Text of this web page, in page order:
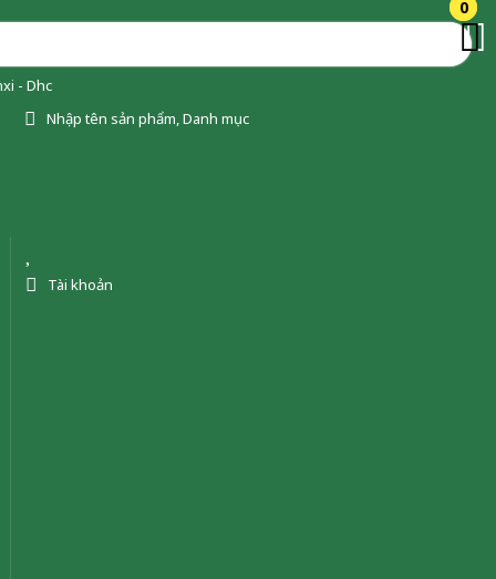
- Dhc
Nhập tên sản phẩm, Danh mục
0
Tài khoản
0